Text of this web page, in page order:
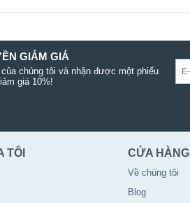
GIẢM GIÁ
chúng tôi và nhận được một phiếu
giá 10%!
TÔI CỬA HÀNG
Về chúng tôi
Blog